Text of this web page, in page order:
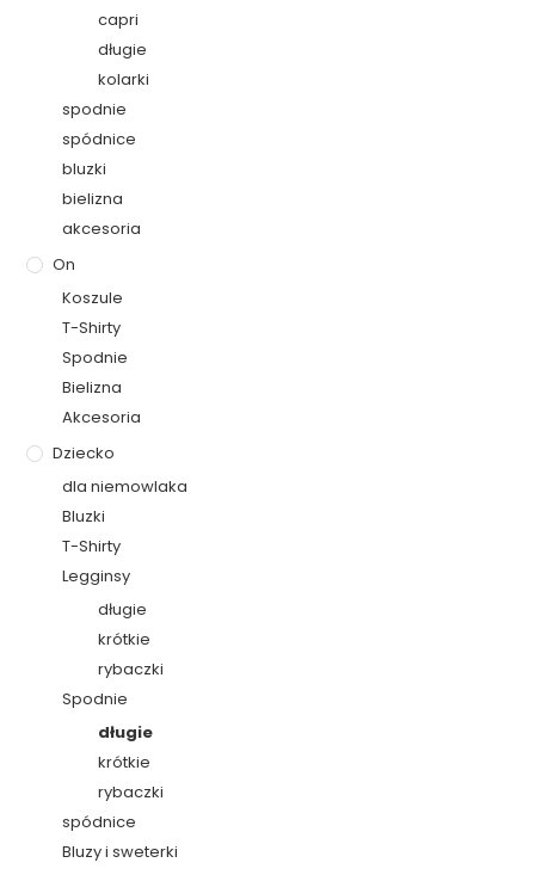
capri
długie
kolarki
spodnie
spódnice
bluzki
bielizna
akcesoria
On
Koszule
T-Shirty
Spodnie
Bielizna
Akcesoria
Dziecko
dla niemowlaka
Bluzki
T-Shirty
Legginsy
długie
krótkie
rybaczki
Spodnie
długie
krótkie
rybaczki
spódnice
Bluzy i sweterki